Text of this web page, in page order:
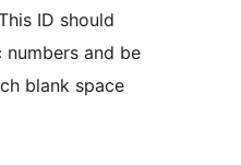
ID should
numbers and be
blank space